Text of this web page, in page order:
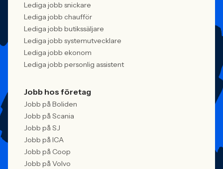
Lediga jobb snickare
Lediga jobb chaufför
Lediga jobb butikssäljare
Lediga jobb systemutvecklare
Lediga jobb ekonom
Lediga jobb personlig assistent
Jobb hos företag
Jobb på Boliden
Jobb på Scania
Jobb på SJ
Jobb på ICA
Jobb på Coop
Jobb på Volvo